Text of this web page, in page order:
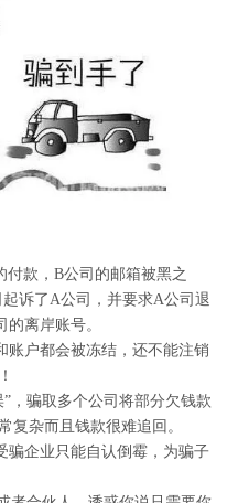
款，B公司的邮箱被黑之
诉了A公司，并要求A公司退
离岸账号。
账户都会被冻结，还不能注销
，骗取多个公司将部分欠钱款
复杂而且钱款很难追回。
骗企业只能自认倒霉，为骗子